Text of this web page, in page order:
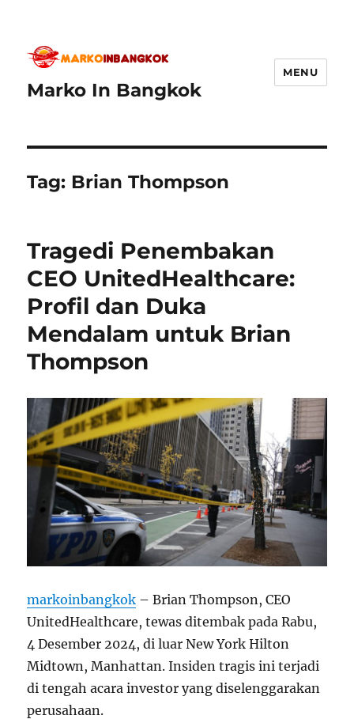
Marko In Bangkok
MENU
Tag: Brian Thompson
Tragedi Penembakan
CEO UnitedHealthcare:
Profil dan Duka
Mendalam untuk Brian
Thompson
markoinbangkok – Brian Thompson, CEO
UnitedHealthcare, tewas ditembak pada Rabu,
4 Desember 2024, di luar New York Hilton
Midtown, Manhattan. Insiden tragis ini terjadi
di tengah acara investor yang diselenggarakan
perusahaan.